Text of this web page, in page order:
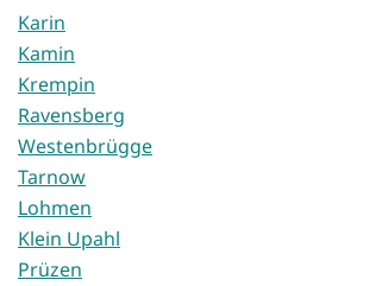
Karin
Kamin
Krempin
Ravensberg
Westenbrügge
Tarnow
Lohmen
Klein Upahl
Prüzen